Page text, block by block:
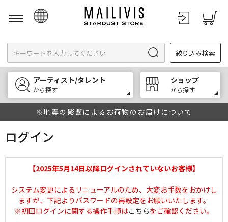
English
한국어
中文
絞り込み検索
アーティスト/タレント
から探す
ショップ
から探す
※地震の影響によるお荷物のお届けについて
ログイン
【2025年5月14日以降ログインされていないお客様】
システム変更によるリニューアルのため、大変お手数をおかけし
ますが、下記よりパスワードの再設定をお願いいたします。
※初回ログインに関する操作手順はこちらをご確認ください。